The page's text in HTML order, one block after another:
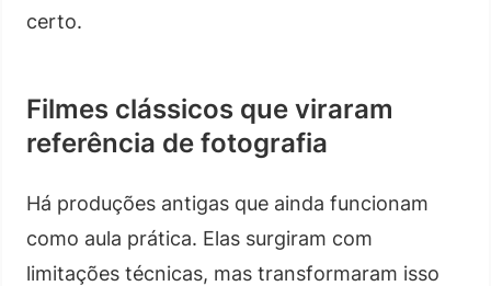
certo.
Filmes clássicos que viraram
referência de fotografia
Há produções antigas que ainda funcionam
como aula prática. Elas surgiram com
limitações técnicas, mas transformaram isso